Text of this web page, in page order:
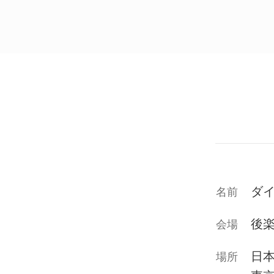
名前 ダ
会場 後
場所
日